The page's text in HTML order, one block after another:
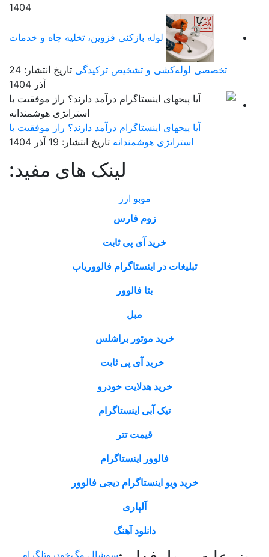
1404
لوله بازکنی قزوین، تخلیه چاه و خدمات
تخصصی لوله‌کشی و تشخیص ترکیدگی
تاریخ انتشار: 24
آیا پیجهای اینستاگرام درآمد دارند؟ راز موفقیت با
استراتژی هوشمندانه تاریخ انتشار: 19 آذر 1404
لینک های مفید:
موبو ارز
زوم فارس
خرید آی پی ثابت
تبلیغات در اینستاگرام فالووریاب
بتا فالوور
خرید موتور براشلس
خرید آی پی ثابت
خرید هدلایت خودرو
تیک آبی اینستاگرام
قیمت تتر
فالوور اینستاگرام
خرید ویو اینستاگرام دیجی فالوور
آلپاری
دانلود آهنگ
سوشال مگخودروتلگرام